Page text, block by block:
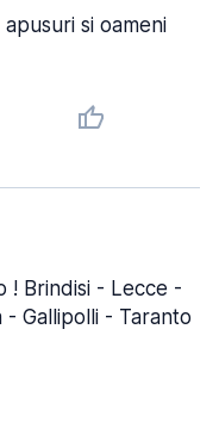
si oameni
! Brindisi - Lecce -
Gallipolli - Taranto